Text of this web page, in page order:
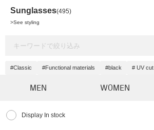
Sunglasses(495)
>See styling
#Classic #Functional materials #black # UV cut
MEN WOMEN
Display In stock